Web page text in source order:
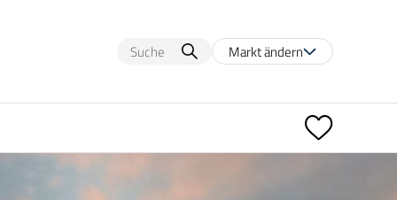
Markt ändern